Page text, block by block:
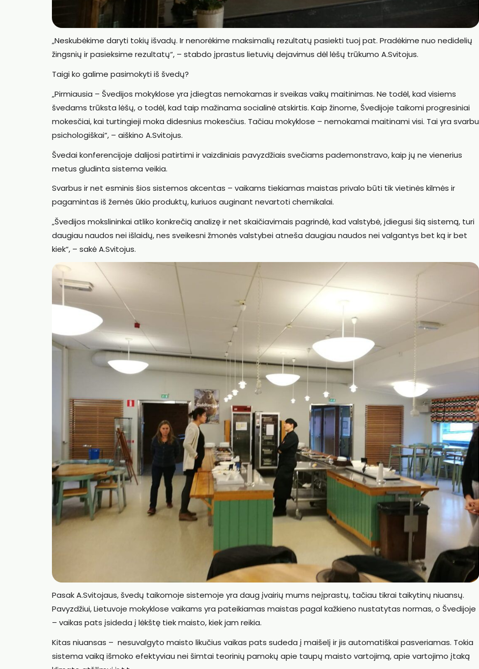
„Neskubėkime daryti tokių išvadų. Ir nenorėkime maksimalių rezultatų pasiekti tuoj pat. Pradėkime nuo nedidelių
žingsnių ir pasieksime rezultatų“, – stabdo įprastus lietuvių dejavimus dėl lėšų trūkumo A.Svitojus.
Taigi ko galime pasimokyti iš švedų?
„Pirmiausia – Švedijos mokyklose yra įdiegtas nemokamas ir sveikas vaikų maitinimas. Ne todėl, kad visiems
švedams trūksta lėšų, o todėl, kad taip mažinama socialinė atskirtis. Kaip žinome, Švedijoje taikomi progresiniai
mokesčiai, kai turtingieji moka didesnius mokesčius. Tačiau mokyklose – nemokamai maitinami visi. Tai yra svarbu
psichologiškai“, – aiškino A.Svitojus.
Švedai konferencijoje dalijosi patirtimi ir vaizdiniais pavyzdžiais svečiams pademonstravo, kaip jų ne vienerius
metus gludinta sistema veikia.
Svarbus ir net esminis šios sistemos akcentas – vaikams tiekiamas maistas privalo būti tik vietinės kilmės ir
pagamintas iš žemės ūkio produktų, kuriuos auginant nevartoti chemikalai.
„Švedijos mokslininkai atliko konkrečią analizę ir net skaičiavimais pagrindė, kad valstybė, įdiegusi šią sistemą, turi
daugiau naudos nei išlaidų, nes sveikesni žmonės valstybei atneša daugiau naudos nei valgantys bet ką ir bet
kiek“, – sakė A.Svitojus.
Pasak A.Svitojaus, švedų taikomoje sistemoje yra daug įvairių mums neįprastų, tačiau tikrai taikytinų niuansų.
Pavyzdžiui, Lietuvoje mokyklose vaikams yra pateikiamas maistas pagal kažkieno nustatytas normas, o Švedijoje
– vaikas pats įsideda į lėkštę tiek maisto, kiek jam reikia.
Kitas niuansas – nesuvalgyto maisto likučius vaikas pats sudeda į maišelį ir jis automatiškai pasveriamas. Tokia
sistema vaiką išmoko efektyviau nei šimtai teorinių pamokų apie taupų maisto vartojimą, apie vartojimo įtaką